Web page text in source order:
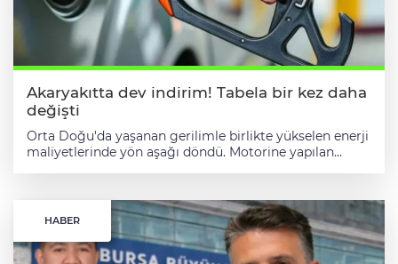
Akaryakıtta dev indirim! Tabela bir kez daha
değişti
Orta Doğu'da yaşanan gerilimle birlikte yükselen enerji
maliyetlerinde yön aşağı döndü. Motorine yapılan
POMPAYA YANSIDI Küresel piyasalardaki hareketlilik ve
eşel mobil sisteminin etkisiyle akaryakıt fiyatlarında
dikkat çeken bir düşüş yaşandı. Şubat ayından bu yana
süren yüksek seyir, gece yarısı itibarıyla yerini sert bir
HABER